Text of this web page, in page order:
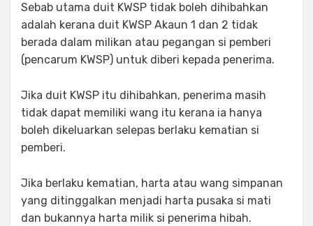
Sebab utama duit KWSP tidak boleh dihibahkan
adalah kerana duit KWSP Akaun 1 dan 2 tidak
berada dalam milikan atau pegangan si pemberi
(pencarum KWSP) untuk diberi kepada penerima.
Jika duit KWSP itu dihibahkan, penerima masih
tidak dapat memiliki wang itu kerana ia hanya
boleh dikeluarkan selepas berlaku kematian si
pemberi.
Jika berlaku kematian, harta atau wang simpanan
yang ditinggalkan menjadi harta pusaka si mati
dan bukannya harta milik si penerima hibah.